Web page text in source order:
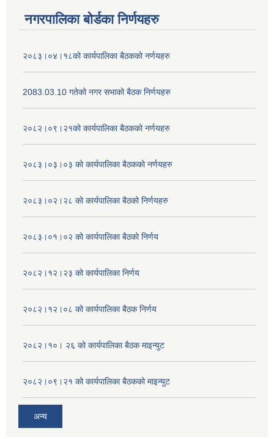
नगरपालिका बोर्डका निर्णयहरु
२०८३।०४।१८को कार्यपालिका बैठकको नर्णयहरु
2083.03.10 गतेको नगर सभाको बैठक निर्णयहरु
२०८२।०९।२१को कार्यपालिका बैठकको नर्णयहरु
२०८३।०३।०३ को कार्यपालिका बैठकको नर्णयहरु
२०८३।०२।२८ को कार्यपालिका बैठको निर्णयहरु
२०८३।०१।०२ को कार्यपालिका बैठको निर्णय
२०८२।१२।२३ को कार्यपालिका निर्णय
२०८२।१२।०८ को कार्यपालिका बैठक निर्णय
२०८२।१०। २६ को कार्यपालिका बैठक माइन्युट
२०८२।०९।२१ को कार्यपालिका बैठकको माइन्युट
अन्य